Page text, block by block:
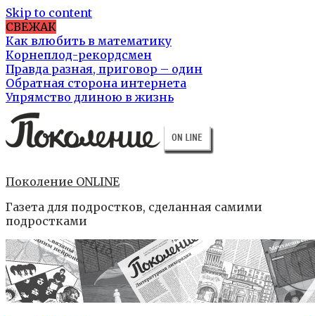
Skip to content
СВЕЖАК
Как влюбить в математику
Корнеплод-рекордсмен
Правда разная, приговор – один
Обратная сторона интернета
Упрямство длиною в жизнь
Поколение ONLINE
Газета для подростков, сделанная самими
подростками